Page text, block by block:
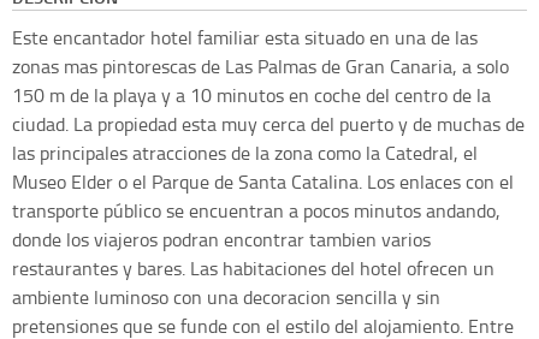
Este encantador hotel familiar esta situado en una de las
zonas mas pintorescas de Las Palmas de Gran Canaria, a solo
150 m de la playa y a 10 minutos en coche del centro de la
ciudad. La propiedad esta muy cerca del puerto y de muchas de
las principales atracciones de la zona como la Catedral, el
Museo Elder o el Parque de Santa Catalina. Los enlaces con el
transporte público se encuentran a pocos minutos andando,
donde los viajeros podran encontrar tambien varios
restaurantes y bares. Las habitaciones del hotel ofrecen un
ambiente luminoso con una decoracion sencilla y sin
pretensiones que se funde con el estilo del alojamiento. Entre